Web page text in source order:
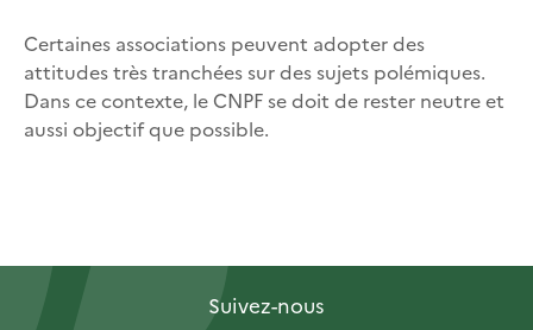
Certaines associations peuvent adopter des
attitudes très tranchées sur des sujets polémiques.
Dans ce contexte, le CNPF se doit de rester neutre et
aussi objectif que possible.
Suivez-nous